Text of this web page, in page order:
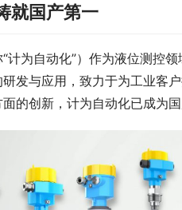
就国产第一
“计为自动化”）作为液位测控
发与应用，致力于为工业客
的创新，计为自动化已成为